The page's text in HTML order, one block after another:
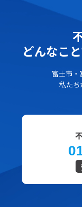
どんなこ
富士市・
私たち